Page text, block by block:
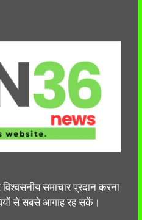
समाचार प्रदान करना
से सबसे आगाह रह सकें।